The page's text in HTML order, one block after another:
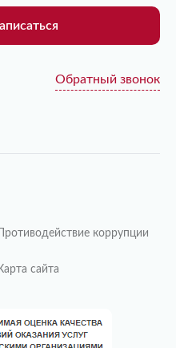
Обратный звонок
Противодействие коррупции
сайта